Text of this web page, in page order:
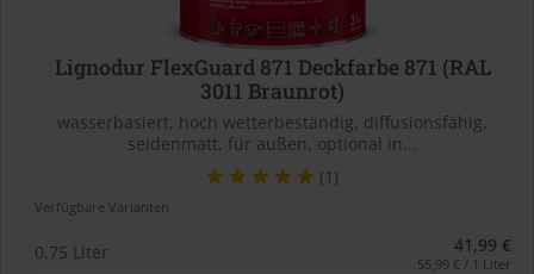
Lignodur FlexGuard 871 Deckfarbe 871 (RAL
3011 Braunrot)
wasserbasiert, hoch wetterbeständig, diffusionsfähig,
seidenmatt, für außen, optional in...
(1)
Verfügbare Varianten
0,75 Liter 41,99 €
55,99 € / 1 Liter